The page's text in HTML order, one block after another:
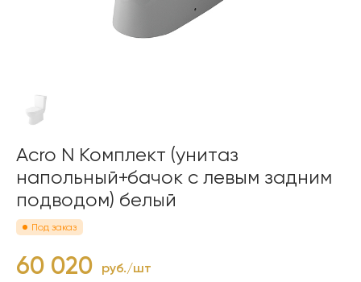
Acro N Комплект (унитаз
напольный+бачок c левым задним
подводом) белый
Под заказ
60 020 руб./шт